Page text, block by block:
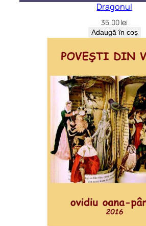
Dragonul
35,00lei
Adaugă în coș